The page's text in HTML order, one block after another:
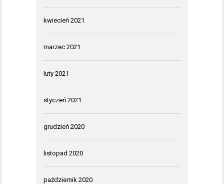
kwiecień 2021
marzec 2021
luty 2021
styczeń 2021
grudzień 2020
listopad 2020
październik 2020